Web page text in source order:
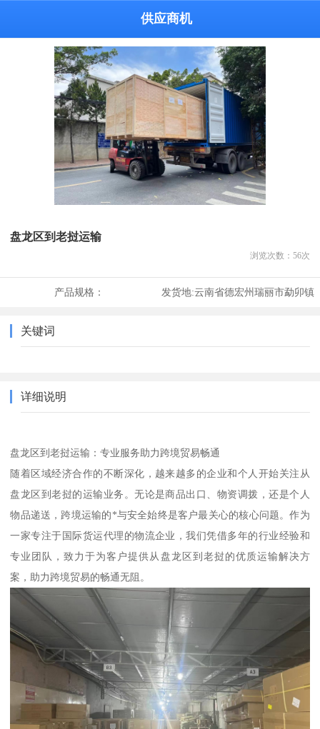
供应商机
盘龙区到老挝运输
浏览次数： 56次
产品规格： 发货地:云南省德宏州瑞丽市勐卯镇
关键词
详细说明
盘龙区到老挝运输：专业服务助力跨境贸易畅通
随着区域经济合作的不断深化，越来越多的企业和个人开始关注从
盘龙区到老挝的运输业务。无论是商品出口、物资调拨，还是个人
物品递送，跨境运输的*与安全始终是客户最关心的核心问题。作为
一家专注于国际货运代理的物流企业，我们凭借多年的行业经验和
专业团队，致力于为客户提供从盘龙区到老挝的优质运输解决方
案，助力跨境贸易的畅通无阻。